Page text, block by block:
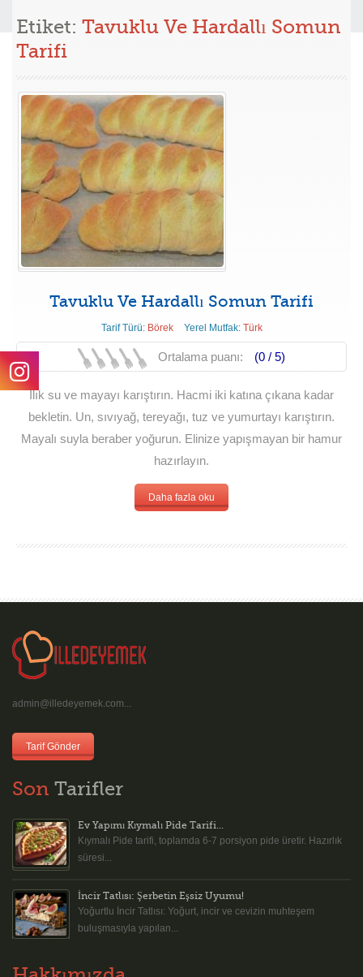
Etiket: Tavuklu Ve Hardallı Somun
Tarifi
Tavuklu Ve Hardallı Somun Tarifi
Tarif Türü: Börek Yerel Mutfak: Türk
Ortalama puanı: (0 / 5)
Ilık su ve mayayı karıştırın. Hacmi iki katına çıkana kadar
bekletin. Un, sıvıyağ, tereyağı, tuz ve yumurtayı karıştırın.
Mayalı suyla beraber yoğurun. Elinize yapışmayan bir hamur
hazırlayın.
Daha fazla oku
admin@illedeyemek.com...
Tarif Gönder
Son Tarifler
Ev Yapımı Kıymalı Pide Tarifi...
Kıymalı Pide tarifi, toplamda 6-7 porsiyon pide üretir. Hazırlık
süresi...
İncir Tatlısı: Şerbetin Eşsiz Uyumu!
Yoğurtlu İncir Tatlısı: Yoğurt, incir ve cevizin muhteşem
buluşmasıyla yapılan...